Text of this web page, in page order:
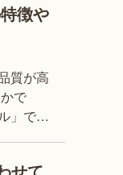
徴や
質が高
」で
せて